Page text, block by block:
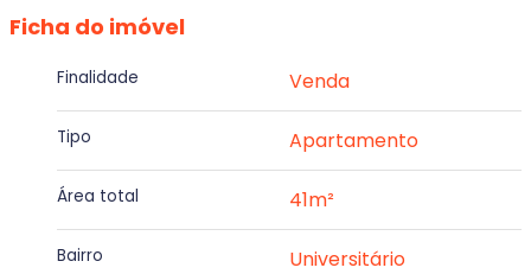
Ficha do imóvel
Finalidade Venda
Tipo Apartamento
Área total 41m²
Bairro Universitário